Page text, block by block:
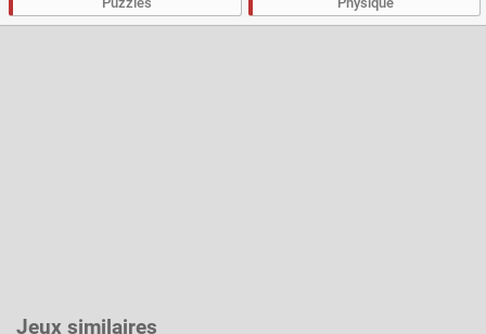
Développeur :BPTop - Joué39 kfois
Jeux similaires